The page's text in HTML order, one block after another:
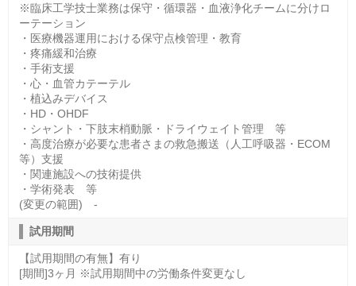
※臨床工学技士業務は保守・循環器・血液浄化チームに分けロ
ーテーション
・医療機器運用における保守点検管理・教育
・疼痛緩和治療
・手術支援
・心・血管カテーテル
・植込みデバイス
・HD・OHDF
・シャント・下肢末梢動脈・ドライウェイト管理 等
・高度治療が必要な患者さまの救急搬送（人工呼吸器・ECOM
等）支援
・関連施設への技術提供
・学術発表 等
(変更の範囲) -
試用期間
【試用期間の有無】有り
[期間]3ヶ月 ※試用期間中の労働条件変更なし